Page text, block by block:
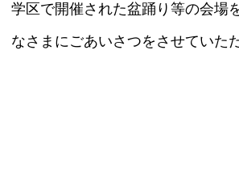
学区で開催された盆踊り等の会場
なさまにごあいさつをさせていた